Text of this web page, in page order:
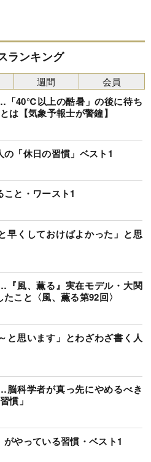
ランキング
「40℃以上の酷暑」の後に待ち
は【気象予報士が警鐘】
「休日の習慣」ベスト1
と・ワースト1
早くしておけばよかった」と思
『風、薫る』実在モデル・大関
こと〈風、薫る第92回〉
と思います」とわざわざ書く人
科学者が真っ先にやめるべき
慣」
がやっている習慣・ベスト1
週間 会員